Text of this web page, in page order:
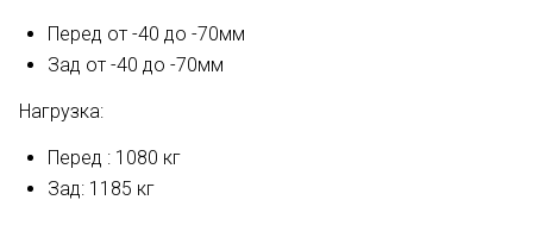
Перед от -40 до -70мм
Зад от -40 до -70мм
Нагрузка:
Перед : 1080 кг
Зад: 1185 кг